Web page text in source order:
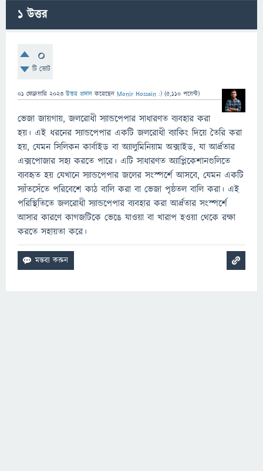
1উত্তর
0
টি ভোট
01 ফেব্রুয়ারি 2023 উত্তর প্রদান করেছেন Monir Hossain :) (5,110 পয়েন্ট)
ভেজা জায়গায়, জলরোধী স্যান্ডপেপার সাধারণত ব্যবহার করা
হয়। এই ধরনের স্যান্ডপেপার একটি জলরোধী ব্যাকিং দিয়ে তৈরি করা
হয়, যেমন সিলিকন কার্বাইড বা অ্যালুমিনিয়াম অক্সাইড, যা আর্দ্রতার
এক্সপোজার সহ্য করতে পারে। এটি সাধারণত অ্যাপ্লিকেশানগুলিতে
ব্যবহৃত হয় যেখানে স্যান্ডপেপার জলের সংস্পর্শে আসবে, যেমন একটি
স্যাঁতসেঁতে পরিবেশে কাঠ বালি করা বা ভেজা পৃষ্ঠতল বালি করা। এই
পরিস্থিতিতে জলরোধী স্যান্ডপেপার ব্যবহার করা আর্দ্রতার সংস্পর্শে
আসার কারণে কাগজটিকে ভেঙে যাওয়া বা খারাপ হওয়া থেকে রক্ষা
করতে সহায়তা করে।